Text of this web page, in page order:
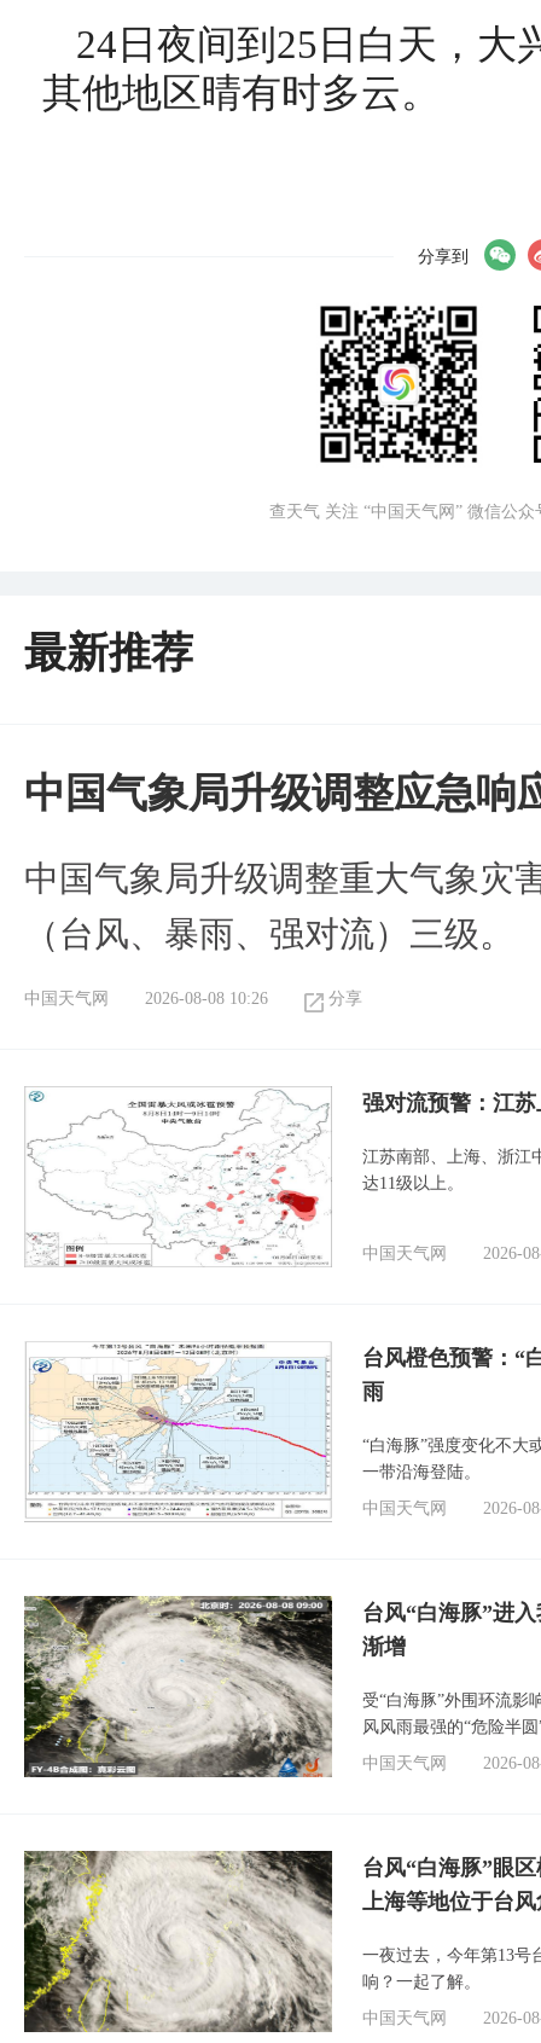
24日夜间到25日白天，大
其他地区晴有时多云。
分享到
查天气 关注 “中国天气网” 微信公众
最新推荐
中国气象局升级调整应急响
中国气象局升级调整重大气象灾
（台风、暴雨、强对流）三级。
中国天气网 2026-08-08 10:26 分享
强对流预警：江
江苏南部、上海、浙江
达11级以上。
中国天气网 2026-
台风橙色预警：“
雨
“白海豚”强度变化不大
一带沿海登陆。
中国天气网
2026-
台风“白海豚”进
渐增
受“白海豚”外围环流影
风风雨最强的“危险半
中国天气网
2026-
台风“白海豚”眼
上海等地位于台
一夜过去，今年第13号
响？一起了解。
中国天气网
2026-